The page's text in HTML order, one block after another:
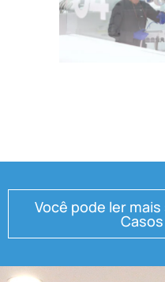
Você pode ler